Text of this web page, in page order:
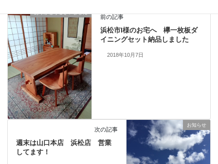
ありがとうございました
前の記事
浜松市I様のお宅へ 欅一枚板ダ
イニングセット納品しました
2018年10月7日
お知らせ
次の記事
週末は山口本店 浜松店 営業
してます！